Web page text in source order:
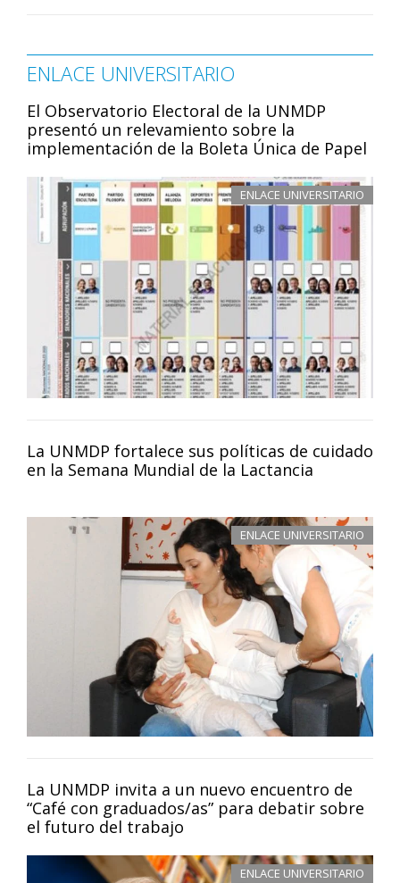
ENLACE UNIVERSITARIO
El Observatorio Electoral de la UNMDP
presentó un relevamiento sobre la
implementación de la Boleta Única de Papel
ENLACE UNIVERSITARIO
La UNMDP fortalece sus políticas de cuidado
en la Semana Mundial de la Lactancia
ENLACE UNIVERSITARIO
La UNMDP invita a un nuevo encuentro de
“Café con graduados/as” para debatir sobre
el futuro del trabajo
ENLACE UNIVERSITARIO